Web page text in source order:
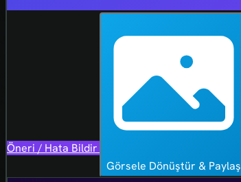
Öneri / Hata Bildir
Görsele Dönüştür & Paylaş